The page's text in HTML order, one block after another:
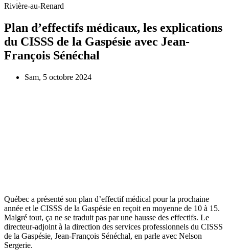
Rivière-au-Renard
Plan d’effectifs médicaux, les explications
du CISSS de la Gaspésie avec Jean-
François Sénéchal
Sam, 5 octobre 2024
Québec a présenté son plan d’effectif médical pour la prochaine
année et le CISSS de la Gaspésie en reçoit en moyenne de 10 à 15.
Malgré tout, ça ne se traduit pas par une hausse des effectifs. Le
directeur-adjoint à la direction des services professionnels du CISSS
de la Gaspésie, Jean-François Sénéchal, en parle avec Nelson
Sergerie.